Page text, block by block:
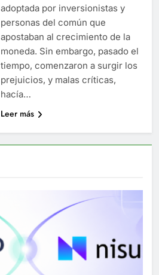
adoptada por inversionistas y
personas del común que
apostaban al crecimiento de la
moneda. Sin embargo, pasado el
tiempo, comenzaron a surgir los
prejuicios, y malas críticas,
hacía…
Leer más